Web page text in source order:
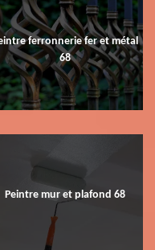
ferronnerie fer et métal
68
Peintre mur et plafond 68